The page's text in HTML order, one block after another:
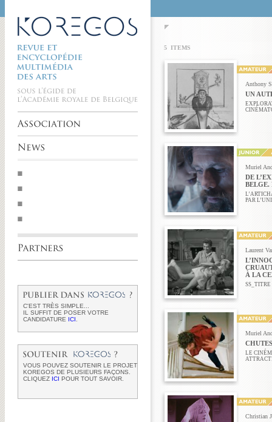
C'EST TRÈS SIMPLE...
IL SUFFIT DE POSER VOTRE
CANDIDATURE ICI
VOUS POUVEZ SOUTENIR LE PROJET
KOREGOS DE PLUSIEURS FAÇONS.
CLIQUEZ ICI POUR TOUT SAVOIR.
5 ITEMS
Anthony
UN
Muriel
DE
BELGE.
PAR
Laurent
À LA
SS_TITRE
Muriel
LE
Christian